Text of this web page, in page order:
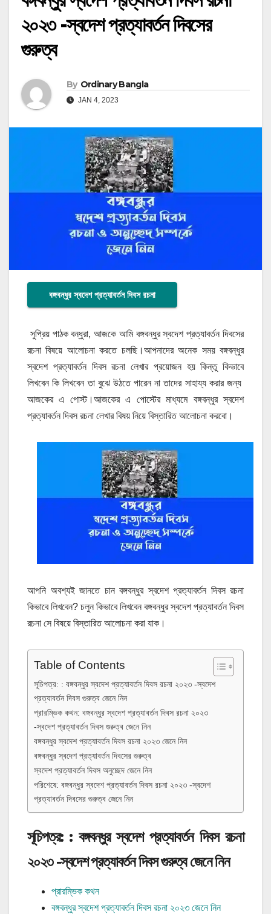
২০২৩ -স্বদেশ প্রত্যাবর্তন দিবসের
গুরুত্ব
By Ordinary Bangla
JAN 4, 2023
বঙ্গবন্ধুর স্বদেশ প্রত্যাবর্তন দিবস রচনা
সুপ্রিয় পাঠক বন্ধুরা, আজকে আমি বঙ্গবন্ধুর স্বদেশ প্রত্যাবর্তন দিবসের
রচনা বিষয়ে আলোচনা করতে চলছি।আপনাদের অনেক সময় বঙ্গবন্ধুর
স্বদেশ প্রত্যাবর্তন দিবস রচনা লেখার প্রয়োজন হয় কিন্তু কিভাবে
লিখবেন কি লিখবেন তা বুঝে উঠতে পারেন না তাদের সাহায্য করার জন্য
আজকের এ পোস্ট।আজকের এ পোস্টের মাধ্যমে বঙ্গবন্ধুর স্বদেশ
প্রত্যাবর্তন দিবস রচনা লেখার বিষয় নিয়ে বিস্তারিত আলোচনা করবো।
আপনি অবশ্যই জানতে চান বঙ্গবন্ধুর স্বদেশ প্রত্যাবর্তন দিবস রচনা
কিভাবে লিখবেন? চলুন কিভাবে লিখবেন বঙ্গবন্ধুর স্বদেশ প্রত্যাবর্তন দিবস
রচনা সে বিষয়ে বিস্তারিত আলোচনা করা যাক।
Table of Contents
সূচিপত্র: : বঙ্গবন্ধুর স্বদেশ প্রত্যাবর্তন দিবস রচনা ২০২৩ -স্বদেশ
প্রত্যাবর্তন দিবস গুরুত্ব জেনে নিন
প্রারম্ভিক কথন: বঙ্গবন্ধুর স্বদেশ প্রত্যাবর্তন দিবস রচনা ২০২৩
-স্বদেশ প্রত্যাবর্তন দিবস গুরুত্ব জেনে নিন
বঙ্গবন্ধুর স্বদেশ প্রত্যাবর্তন দিবস রচনা ২০২৩ জেনে নিন
বঙ্গবন্ধুর স্বদেশ প্রত্যাবর্তন দিবসের গুরুত্ব
স্বদেশ প্রত্যাবর্তন দিবস অনুচ্ছেদ জেনে নিন
পরিশেষে: বঙ্গবন্ধুর স্বদেশ প্রত্যাবর্তন দিবস রচনা ২০২৩ -স্বদেশ
প্রত্যাবর্তন দিবসের গুরুত্ব জেনে নিন
সূচিপত্র: : বঙ্গবন্ধুর স্বদেশ প্রত্যাবর্তন দিবস রচনা
২০২৩ -স্বদেশ প্রত্যাবর্তন দিবস গুরুত্ব জেনে নিন
প্রারম্ভিক কথন
বঙ্গবন্ধুর স্বদেশ প্রত্যাবর্তন দিবস রচনা ২০২৩ জেনে নিন